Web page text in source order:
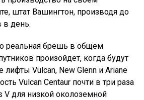
штат Вашингтон, производя до
в день.
реальная брешь в общем
произойдет, когда будут
Vulcan, New Glenn и Ariane
Vulcan Centaur почти в три раза
V для низкой околоземной